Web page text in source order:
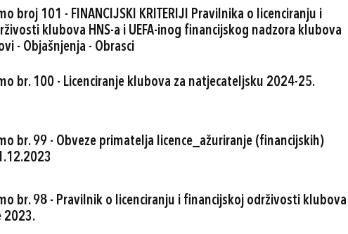
broj 101 - FINANCIJSKI KRITERIJI Pravilnika o licenciranju i
klubova HNS-a i UEFA-inog financijskog nadzora klubova
- Objašnjenja - Obrasci
br. 100 - Licenciranje klubova za natjecateljsku 2024-25.
br. 99 - Obveze primatelja licence_ažuriranje (financijskih)
br. 98 - Pravilnik o licenciranju i financijskoj održivosti klubova
2023.